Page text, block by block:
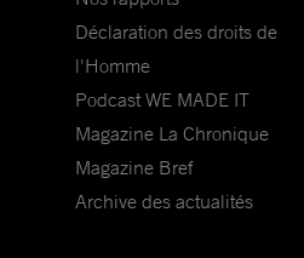
Déclaration des droits de
l'Homme
Podcast WE MADE IT
Magazine La Chronique
Magazine Bref
Archive des actualités